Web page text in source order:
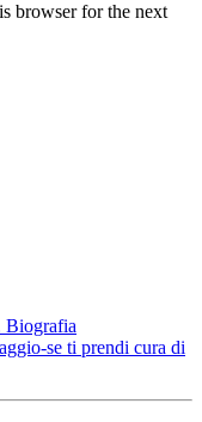
browser for the next
Biografia
se ti prendi cura di